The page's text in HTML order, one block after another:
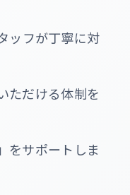
ッフが丁寧に対
ただける体制を
をサポートしま